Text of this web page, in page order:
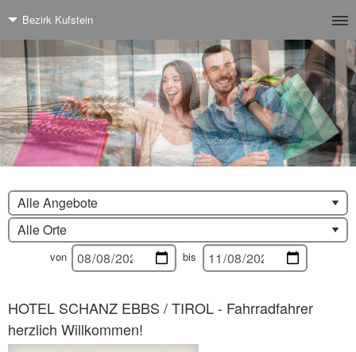
Bezirk Kufstein
Alle Angebote
Alle Orte
von bis
HOTEL SCHANZ EBBS / TIROL - Fahrradfahrer
herzlich Willkommen!